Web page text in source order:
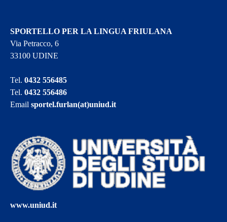
SPORTELLO PER LA LINGUA FRIULANA
Via Petracco, 6
33100 UDINE
Tel.0432 556485
Tel.0432 556486
Emailsportel.furlan(at)uniud.it
www.uniud.it